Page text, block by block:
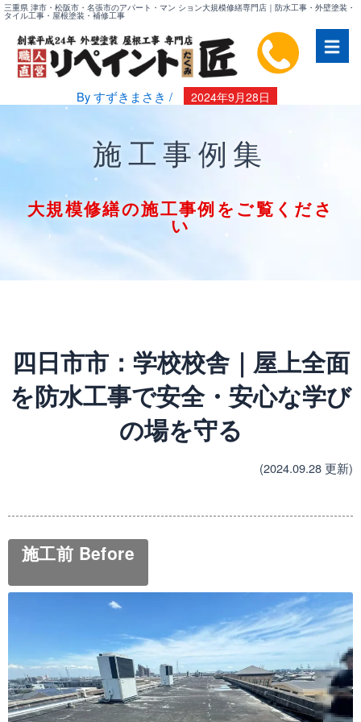
内
ッ
三重県 津市・松阪市・名張市のアパート・マン ション大規模修繕専門店｜防水工事・外壁塗装・
タイル工事・屋根塗装・補修工事
Byすずきまさき / 2024年9月28日
施工事例集
大規模修繕の施工事例をご覧くださ
い
四日市市：学校校舎｜屋上全面
を防水工事で安全・安心な学び
の場を守る
(2024.09.28 更新)
施工前 Before